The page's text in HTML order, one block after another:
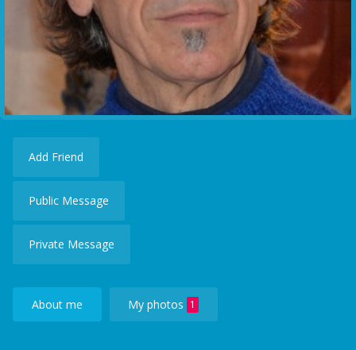
Add Friend
Public Message
Private Message
About me My photos 1